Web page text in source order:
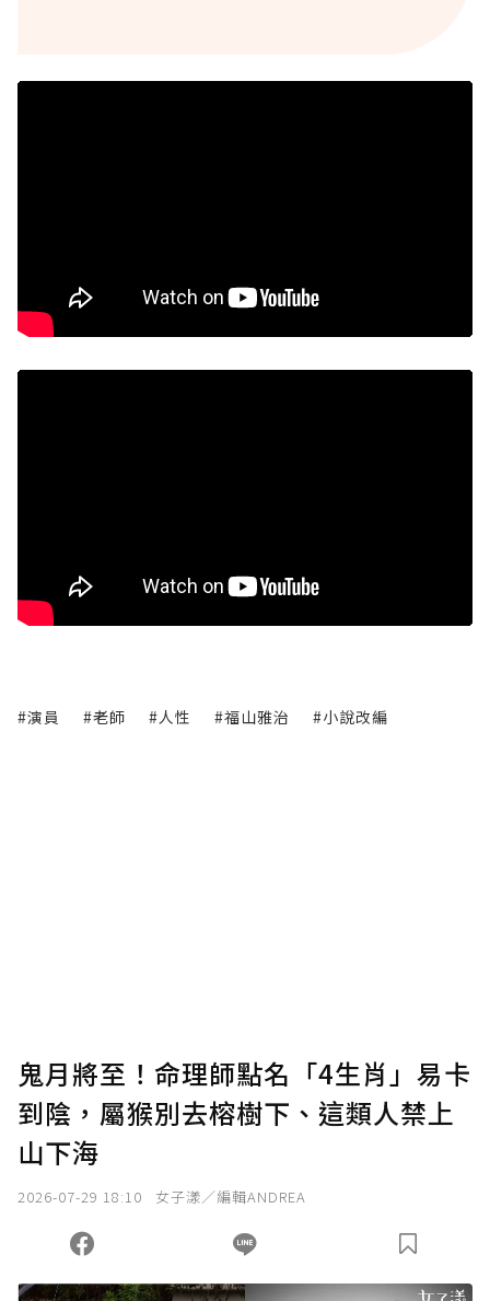
#演員 #老師 #人性 #福山雅治 #小說改編
鬼月將至！命理師點名「4生肖」易卡
到陰，屬猴別去榕樹下、這類人禁上
山下海
2026-07-29 18:10 女子漾／編輯ANDREA